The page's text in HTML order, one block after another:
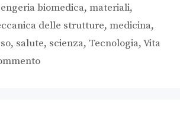
biomedica, materiali,
delle strutture, medicina,
, salute, scienza, Tecnologia,Vita